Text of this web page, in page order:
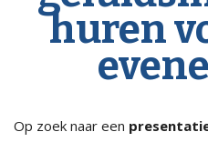
huren
Op zoek naar een